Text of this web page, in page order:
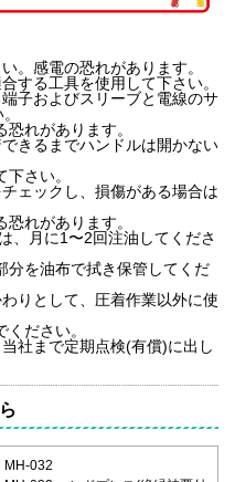
。感電の恐れがあります。
する工具を使用して下さい。
子およびスリーブと電線のサ
れがあります。
きるまでハンドルは開かない
さい。
ェックし、損傷がある場合は
れがあります。
、月に1〜2回注油してくださ
を油布で拭き保管してくだ
りとして、圧着作業以外に使
ださい。
社まで定期点検(有償)に出し
MH-032